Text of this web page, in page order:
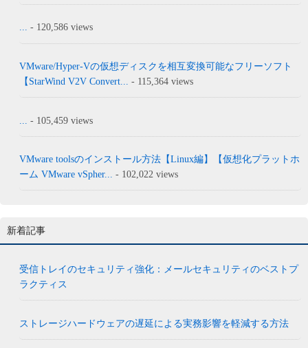
... - 120,586 views
VMware/Hyper-Vの仮想ディスクを相互変換可能なフリーソフト
【StarWind V2V Convert...
- 115,364 views
- 105,459 views
VMware toolsのインストール方法【Linux編】【仮想化プラットホ
ーム VMware vSpher... - 102,022 views
新着記事
受信トレイのセキュリティ強化：メールセキュリティのベストプ
ラクティス
ストレージハードウェアの遅延による実務影響を軽減する方法